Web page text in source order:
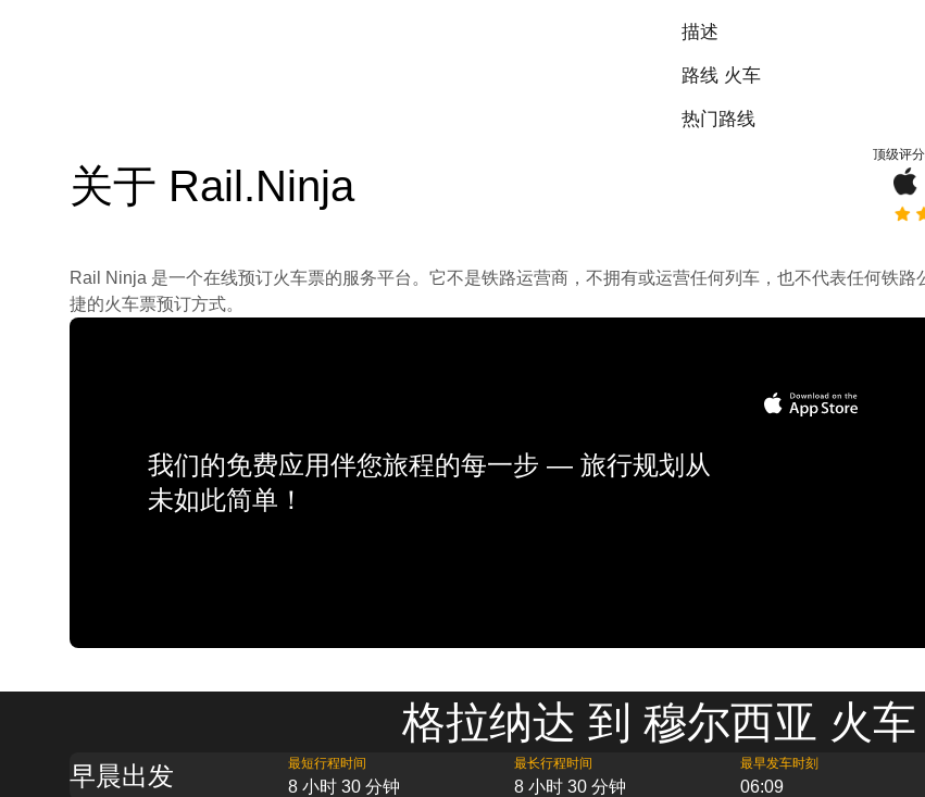
描述
路线 火车
热门路线
关于 Rail.Ninja
顶级评
Rail Ninja 是一个在线预订火车票的服务平台。它不是铁路运营商，不拥有或运营任何列车，也不代表任何铁
捷的火车票预订方式。
我们的免费应用伴您旅程的每一步 — 旅行规划从
未如此简单！
格拉纳达 到 穆尔西亚 火
早晨出发 最短行程时间
8 小时 30 分钟
最长行程时间
8 小时 30 分钟
最早发车时刻
06:09